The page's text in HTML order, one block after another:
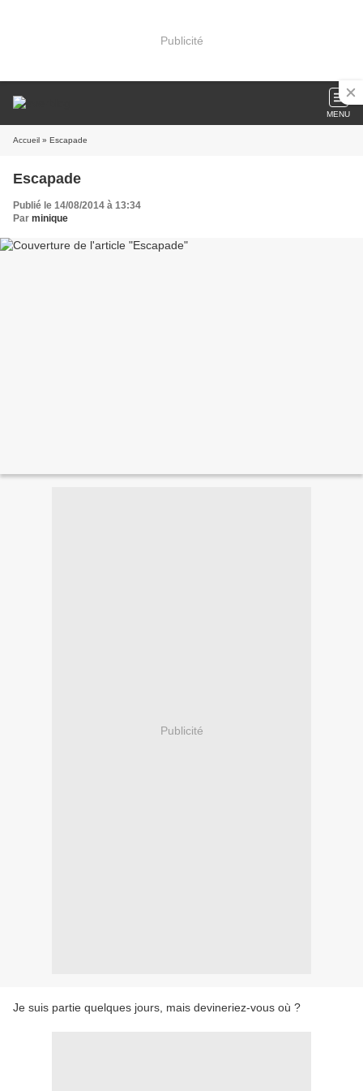
Publicité
MENU
Accueil » Escapade
Escapade
Publié le 14/08/2014 à 13:34
Par minique
Publicité
Je suis partie quelques jours, mais devineriez-vous où ?